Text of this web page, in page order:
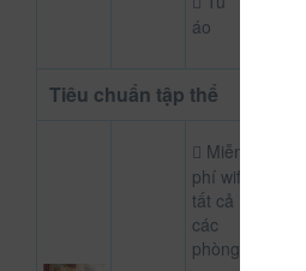
áo
Tiêu chuẩn tập thể
Miễn
phí wifi
tất cả
các
phòng